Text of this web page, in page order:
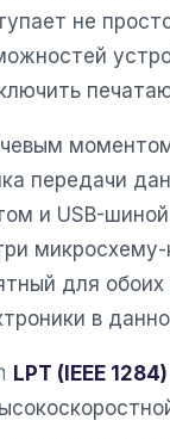
не
моментом
передачи
и USB-
для
в
LPT (IEEE 1284)